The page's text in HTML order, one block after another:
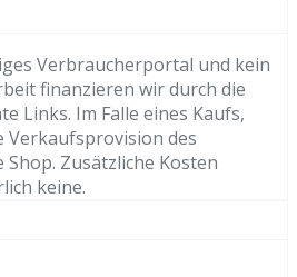
Verbraucherportal und kein
finanzieren wir durch die
Links. Im Falle eines Kaufs,
Verkaufsprovision des
Zusätzliche Kosten
keine.